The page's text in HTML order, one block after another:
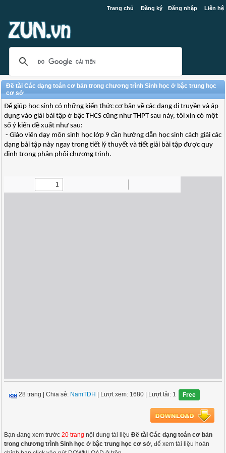
Trang chủ Đăng ký Đăng nhập Liên hệ
Đề tài Các dạng toán cơ bản trong chương trình Sinh học ở bậc trung học
cơ sở
Để giúp học sinh có những kiến thức cơ bản về các dạng di truyền và áp
dụng vào giải bài tập ở bậc THCS cũng như THPT sau này, tôi xin có một
số ý kiến đề xuất như sau:
- Giáo viên dạy môn sinh học lớp 9 cần hướng dẫn học sinh cách giải các
dạng bài tập này ngay trong tiết lý thuyết và tiết giải bài tập được quy
định trong phân phối chương trình.
28 trang |Chia sẻ: NamTDH | Lượt xem: 1680 | Lượt tải: 1 Free
Bạn đang xem trước20 trang nội dung tài liệuĐề tài Các dạng toán cơ bản
trong chương trình Sinh học ở bậc trung học cơ sở, để xem tài liệu hoàn